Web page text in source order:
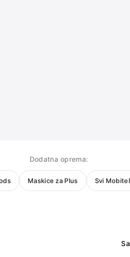
Dodatna oprema:
Maskice za Plus Svi